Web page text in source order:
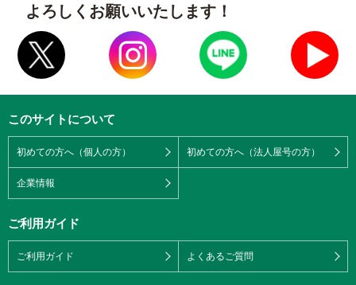
よろしくお願いいたします！
このサイトについて
初めての方へ（個人の方） 初めての方へ（法人屋号の方）
企業情報
ご利用ガイド
ご利用ガイド よくあるご質問